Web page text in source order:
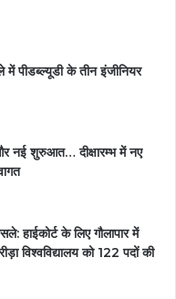
में पीडब्ल्यूडी के तीन इंजीनियर
नई शुरुआत… दीक्षारम्भ में नए
हाईकोर्ट के लिए गौलापार में
विश्वविद्यालय को 122 पदों की